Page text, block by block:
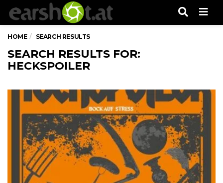
HOME SEARCH RESULTS
SEARCH RESULTS FOR:
HECKSPOILER